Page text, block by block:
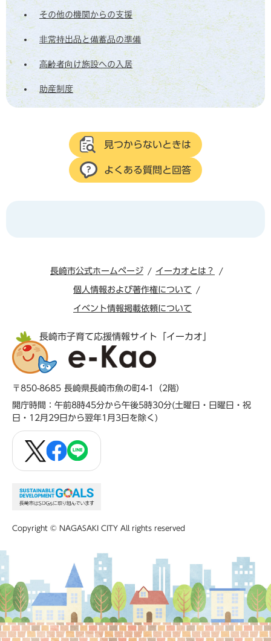
その他の機関からの支援
非常持出品と備蓄品の準備
高齢者向け施設への入居
助産制度
見つからないときは
よくある質問と回答
長崎市公式ホームページ イーカオとは？
個人情報および著作権について
イベント情報掲載依頼について
長崎市子育て応援情報サイト「イーカオ」
〒850-8685 長崎県長崎市魚の町4-1（2階）
開庁時間：午前8時45分から午後5時30分(土曜日・日曜日・祝
日・12月29日から翌年1月3日を除く)
Copyright © NAGASAKI CITY All rights reserved